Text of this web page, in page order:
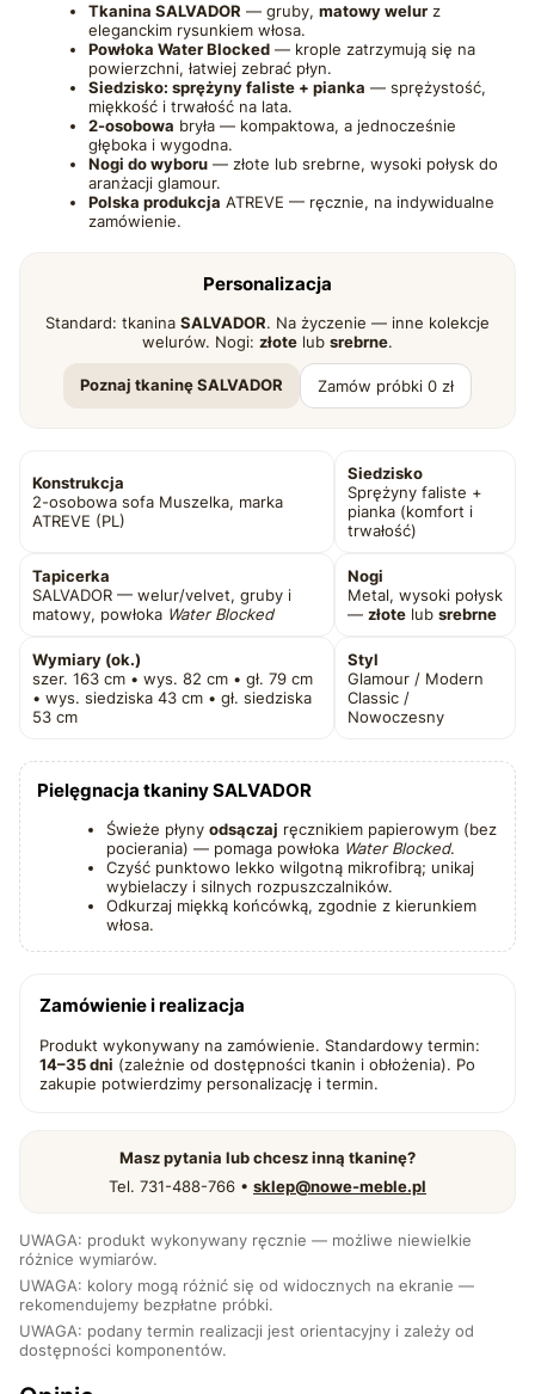
Tkanina SALVADOR — gruby, matowy welur z
eleganckim rysunkiem włosa.
Powłoka Water Blocked — krople zatrzymują się na
powierzchni, łatwiej zebrać płyn.
Siedzisko: sprężyny faliste + pianka — sprężystość,
miękkość i trwałość na lata.
2-osobowa bryła — kompaktowa, a jednocześnie
głęboka i wygodna.
Nogi do wyboru — złote lub srebrne, wysoki połysk do
aranżacji glamour.
Polska produkcja ATREVE — ręcznie, na indywidualne
zamówienie.
Personalizacja
Standard: tkanina SALVADOR. Na życzenie — inne kolekcje
welurów. Nogi: złote lub srebrne.
Poznaj tkaninę SALVADOR Zamów próbki 0 zł
Konstrukcja
2-osobowa sofa Muszelka, marka
ATREVE (PL)
Siedzisko
Sprężyny faliste +
pianka (komfort i
trwałość)
Tapicerka
SALVADOR — welur/velvet, gruby i
matowy, powłoka Water Blocked
Nogi
Metal, wysoki połysk
— złote lub srebrne
Wymiary (ok.)
szer. 163 cm • wys. 82 cm • gł. 79 cm
• wys. siedziska 43 cm • gł. siedziska
53 cm
Styl
Glamour / Modern
Classic /
Nowoczesny
Pielęgnacja tkaniny SALVADOR
Świeże płyny odsączaj ręcznikiem papierowym (bez
pocierania) — pomaga powłoka Water Blocked.
Czyść punktowo lekko wilgotną mikrofibrą; unikaj
wybielaczy i silnych rozpuszczalników.
Odkurzaj miękką końcówką, zgodnie z kierunkiem
włosa.
Zamówienie i realizacja
Produkt wykonywany na zamówienie. Standardowy termin:
14–35 dni (zależnie od dostępności tkanin i obłożenia). Po
zakupie potwierdzimy personalizację i termin.
Masz pytania lub chcesz inną tkaninę?
Tel. 731-488-766 • sklep@nowe-meble.pl
UWAGA: produkt wykonywany ręcznie — możliwe niewielkie
różnice wymiarów.
UWAGA: kolory mogą różnić się od widocznych na ekranie —
rekomendujemy bezpłatne próbki.
UWAGA: podany termin realizacji jest orientacyjny i zależy od
dostępności komponentów.